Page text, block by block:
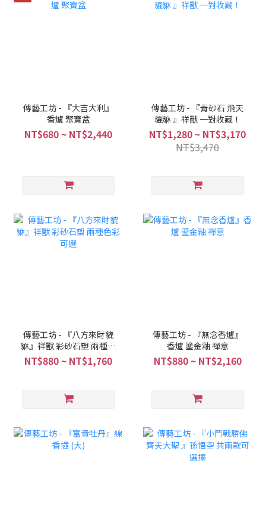
傳藝工坊 - 『大吉大利』
香爐 聚寶盆
NT$680 ~ NT$2,440
傳藝工坊 - 『青砂石 飛天
貔貅 』祥獸 一對收藏！
NT$1,280 ~ NT$3,170
NT$3,470
傳藝工坊 - 『八方來財貔
貅』祥獸 彩砂石塑 兩種色
彩可選
NT$880 ~ NT$1,760
傳藝工坊 - 『無念香爐』
香爐 鎏金釉 禪意
NT$880 ~ NT$2,160